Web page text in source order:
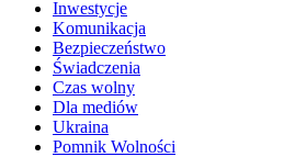
Inwestycje
Komunikacja
Bezpieczeństwo
Świadczenia
Czas wolny
Dla mediów
Ukraina
Pomnik Wolności